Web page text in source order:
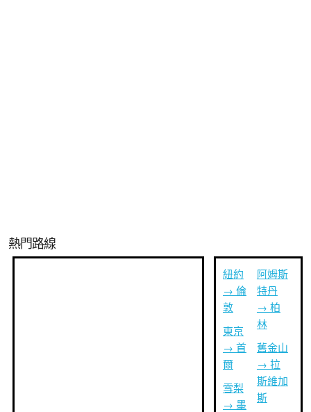
熱門路線
紐約
→ 倫
敦
東京
→ 首
爾
雪梨
→ 墨
阿姆斯
特丹
→ 柏
林
舊金山
→ 拉
斯維加
斯